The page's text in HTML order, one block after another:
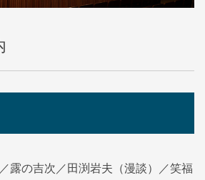
露の吉次／田渕岩夫（漫談）／笑福